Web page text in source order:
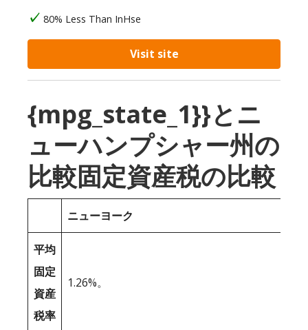
80% Less Than InHse
Visit site
{mpg_state_1}}とニ
ューハンプシャー州の
比較固定資産税の比較
ニューヨーク
平均
固定
資産
税率
1.26%。